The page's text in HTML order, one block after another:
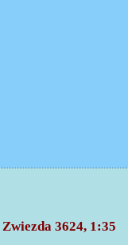
3624, 1:35